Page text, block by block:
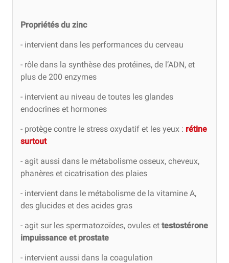
Propriétés du zinc
- intervient dans les performances du cerveau
- rôle dans la synthèse des protéines, de l’ADN, et
plus de 200 enzymes
- intervient au niveau de toutes les glandes
endocrines et hormones
- protège contre le stress oxydatif et les yeux : rétine
surtout
- agit aussi dans le métabolisme osseux, cheveux,
phanères et cicatrisation des plaies
- intervient dans le métabolisme de la vitamine A,
des glucides et des acides gras
- agit sur les spermatozoïdes, ovules et testostérone
impuissance et prostate
- intervient aussi dans la coagulation